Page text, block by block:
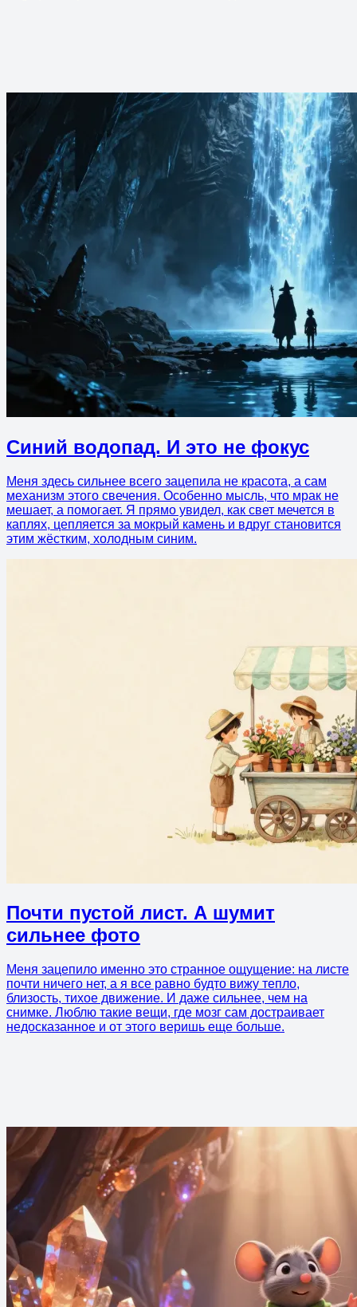
Синий водопад. И это не фокус
Меня здесь сильнее всего зацепила не красота, а сам
механизм этого свечения. Особенно мысль, что мрак не
мешает, а помогает. Я прямо увидел, как свет мечется в
каплях, цепляется за мокрый камень и вдруг становится
этим жёстким, холодным синим.
Почти пустой лист. А шумит
сильнее фото
Меня зацепило именно это странное ощущение: на листе
почти ничего нет, а я все равно будто вижу тепло,
близость, тихое движение. И даже сильнее, чем на
снимке. Люблю такие вещи, где мозг сам достраивает
недосказанное и от этого веришь еще больше.